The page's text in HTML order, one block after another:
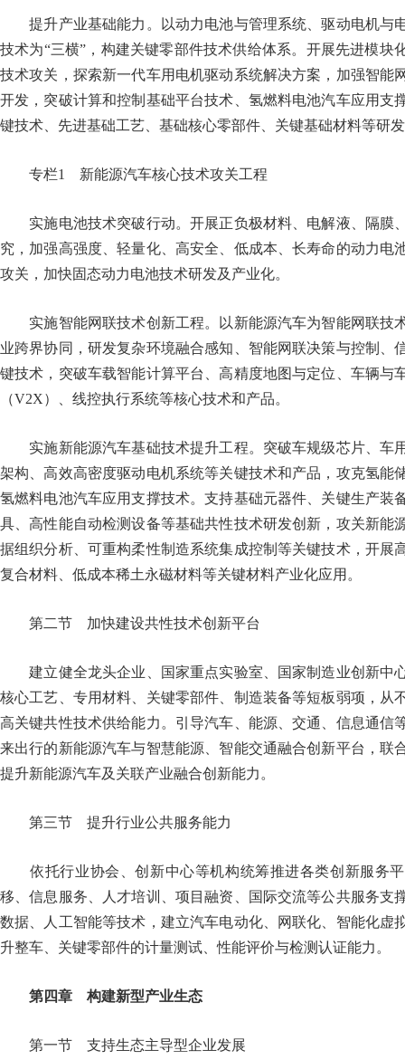
提升产业基础能力。以动力电池与管理系统、驱动电机与
技术为“三横”，构建关键零部件技术供给体系。开展先进模块
技术攻关，探索新一代车用电机驱动系统解决方案，加强智能
开发，突破计算和控制基础平台技术、氢燃料电池汽车应用支
键技术、先进基础工艺、基础核心零部件、关键基础材料等
专栏1 新能源汽车核心技术攻关工程
实施电池技术突破行动。开展正负极材料、电解液、隔膜
究，加强高强度、轻量化、高安全、低成本、长寿命的动力电
攻关，加快固态动力电池技术研发及产业化。
实施智能网联技术创新工程。以新能源汽车为智能网联技
业跨界协同，研发复杂环境融合感知、智能网联决策与控制、
键技术，突破车载智能计算平台、高精度地图与定位、车辆与
（V2X）、线控执行系统等核心技术和产品。
实施新能源汽车基础技术提升工程。突破车规级芯片、车
架构、高效高密度驱动电机系统等关键技术和产品，攻克氢能
氢燃料电池汽车应用支撑技术。支持基础元器件、关键生产装
具、高性能自动检测设备等基础共性技术研发创新，攻关新能
据组织分析、可重构柔性制造系统集成控制等关键技术，开展
复合材料、低成本稀土永磁材料等关键材料产业化应用。
第二节 加快建设共性技术创新平台
建立健全龙头企业、国家重点实验室、国家制造业创新中
核心工艺、专用材料、关键零部件、制造装备等短板弱项，从
高关键共性技术供给能力。引导汽车、能源、交通、信息通信
来出行的新能源汽车与智慧能源、智能交通融合创新平台，联
提升新能源汽车及关联产业融合创新能力。
第三节 提升行业公共服务能力
依托行业协会、创新中心等机构统筹推进各类创新服务平
移、信息服务、人才培训、项目融资、国际交流等公共服务支
数据、人工智能等技术，建立汽车电动化、网联化、智能化虚
升整车、关键零部件的计量测试、性能评价与检测认证能
第四章 构建新型产业生态
第一节 支持生态主导型企业发展